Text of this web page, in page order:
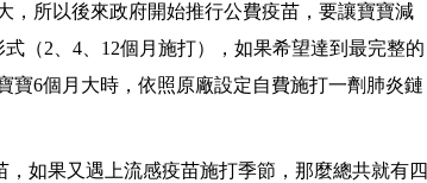
，所以後來政府開始推行公費疫苗，要讓寶寶減
（2、4、12個月施打），如果希望達到最完整的
寶6個月大時，依照原廠設定自費施打一劑肺炎鏈
如果又遇上流感疫苗施打季節，那麼總共就有四